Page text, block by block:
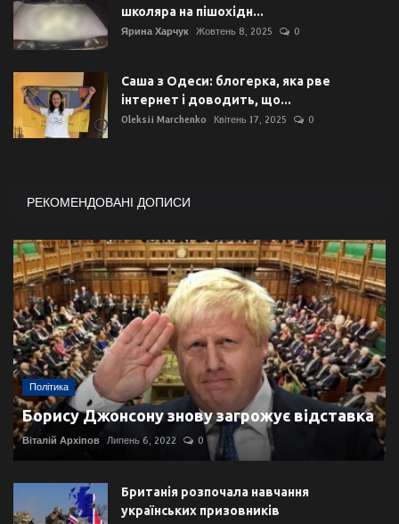
школяра на пішохідн...
Ярина Харчук Жовтень 8, 2025 0
Саша з Одеси: блогерка, яка рве
інтернет і доводить, що...
Oleksii Marchenko Квітень 17, 2025 0
РЕКОМЕНДОВАНІ ДОПИСИ
Політика
Борису Джонсону знову загрожує відставка
Віталій Архіпов Липень 6, 2022 0
Британія розпочала навчання
українських призовників